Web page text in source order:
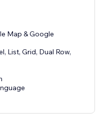
Map & Google
List, Grid, Dual Row,